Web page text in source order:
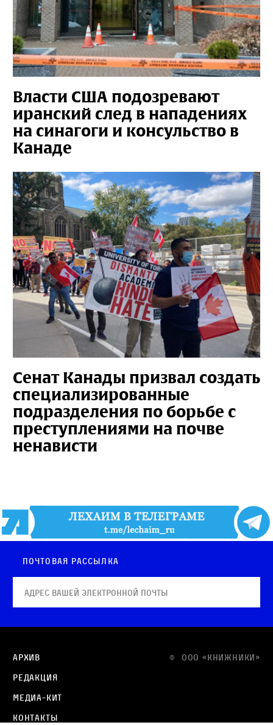
Власти США подозревают
иранский след в нападениях
на синагоги и консульство в
Канаде
Сенат Канады призвал создать
специализированные
подразделения по борьбе с
преступлениями на почве
ненависти
Почтовая рассылка
© OOO «КНИЖНИКИ»
Архив
Редакция
Медиа-кит
Контакты